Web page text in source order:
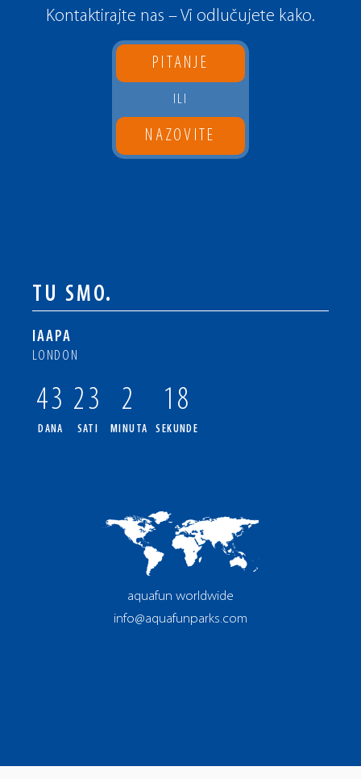
Kontaktirajte nas – Vi odlučujete kako.
PITANJE
ILI
NAZOVITE
TU SMO.
IAAPA
LONDON
43
DANA
23
SATI
2
MINUTA
17
SEKUNDE
aquafun worldwide
info@aquafunparks.com